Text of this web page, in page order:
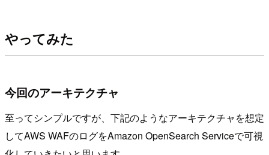
やってみた
今回のアーキテクチャ
至ってシンプルですが、下記のようなアーキテクチャを想定
してAWS WAFのログをAmazon OpenSearch Serviceで可視